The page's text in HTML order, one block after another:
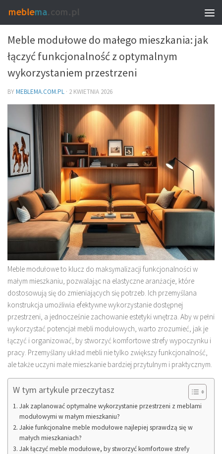
MEBLE – PROPORCJE, UKŁAD I WYBÓR
Meble modułowe do małego mieszkania: jak
łączyć funkcjonalność z optymalnym
wykorzystaniem przestrzeni
BYMEBLEMA.COM.PL · 2 KWIETNIA 2026
Meble modułowe to klucz do maksymalizacji funkcjonalności w
małym mieszkaniu, pozwalając na elastyczne aranżacje, które
dostosowują się do zmieniających się potrzeb. Ich przemyślana
konstrukcja umożliwia efektywne wykorzystanie dostępnej
przestrzeni, a jednocześnie zachowanie estetyki wnętrza. Aby w pełni
wykorzystać potencjał mebli modułowych, warto zrozumieć, jak je
łączyć i organizować, by stworzyć komfortowe strefy wypoczynku i
pracy. Przemyślany układ mebli nie tylko zwiększy funkcjonalność,
ale także uczyni małe mieszkanie bardziej przytulnym i praktycznym.
W tym artykule przeczytasz
Jak zaplanować optymalne wykorzystanie przestrzeni z meblami
modułowymi w małym mieszkaniu?
Jakie funkcjonalne meble modułowe najlepiej sprawdzą się w
małych mieszkaniach?
Jak łączyć meble modułowe, by stworzyć komfortowe strefy